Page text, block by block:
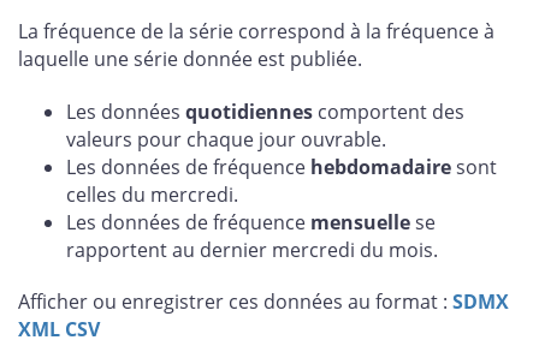
La fréquence de la série correspond à la fréquence à
laquelle une série donnée est publiée.
Les données quotidiennes comportent des
valeurs pour chaque jour ouvrable.
Les données de fréquence hebdomadairesont
celles du mercredi.
Les données de fréquence mensuellese
rapportent au dernier mercredi du mois.
Afficher ou enregistrer ces données au format : SDMX
XML CSV